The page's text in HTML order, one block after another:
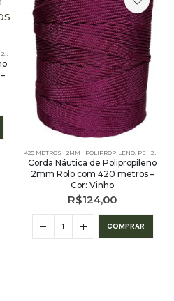
METROS
420 METROS - 2MM - POLIPROPILENO, PE - 2MM - POLIPROPILENO - 420 METROS
Corda Náutica de Polipropileno
2mm Rolo com 420 metros –
Cor: Vinho
R$124,00
COMPRAR